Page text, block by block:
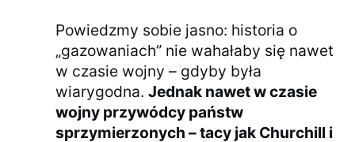
Powiedzmy sobie jasno: historia o
„gazowaniach” nie wahałaby się nawet
w czasie wojny – gdyby była
wiarygodna.Jednak nawet w czasie
wojny przywódcy państw
sprzymierzonych – tacy jak Churchill i